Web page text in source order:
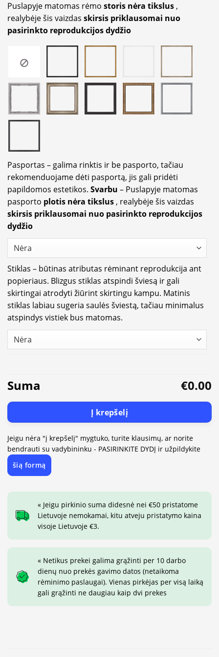
Puslapyje matomas rėmo storis nėra tikslus ,
realybėje šis vaizdas skirsis priklausomai nuo
pasirinkto reprodukcijos dydžio
Pasportas – galima rinktis ir be pasporto, tačiau
rekomenduojame dėti pasportą, jis gali pridėti
papildomos estetikos. Svarbu – Puslapyje matomas
pasporto plotis nėra tikslus , realybėje šis vaizdas
skirsis priklausomai nuo pasirinkto reprodukcijos
dydžio
Stiklas – būtinas atributas rėminant reprodukcija ant
popieriaus. Blizgus stiklas atspindi šviesą ir gali
skirtingai atrodyti žiūrint skirtingu kampu. Matinis
stiklas labiau sugeria saulės šviestą, tačiau minimalus
atspindys vistiek bus matomas.
Suma €0.00
Į krepšelį
Jeigu nėra "į krepšelį" mygtuko, turite klausimų, ar norite
bendrauti su vadybininku - PASIRINKITE DYDĮ ir užpildykite
šią formą
« Jeigu pirkinio suma didesnė nei €50 pristatome
Lietuvoje nemokamai, kitu atveju pristatymo kaina
visoje Lietuvoje €3.
« Netikus prekei galima grąžinti per 10 darbo
dienų nuo prekės gavimo datos (netaikoma
rėminimo paslaugai). Vienas pirkėjas per visą laiką
gali grąžinti ne daugiau kaip dvi prekes